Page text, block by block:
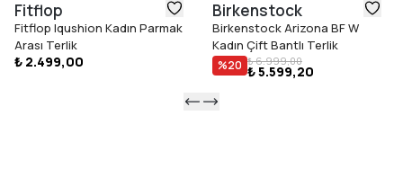
Fitflop
Fitflop Iqushion Kadın Parmak
Arası Terlik
₺ 2.499,00
Birkenstock
Birkenstock Arizona BF W
Kadın Çift Bantlı Terlik
%20 ₺ 6.999,00
₺ 5.599,20